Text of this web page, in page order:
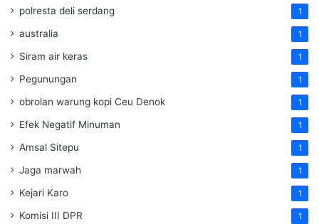
polresta deli serdang 1
australia 1
Siram air keras 1
Pegunungan 1
obrolan warung kopi Ceu Denok 1
Efek Negatif Minuman 1
Amsal Sitepu 1
Jaga marwah 1
Kejari Karo 1
Komisi III DPR 1